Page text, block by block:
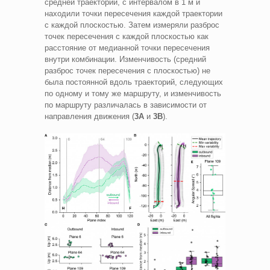
средней траектории, с интервалом в 1 м и
находили точки пересечения каждой траектории
с каждой плоскостью. Затем измеряли разброс
точек пересечения с каждой плоскостью как
расстояние от медианной точки пересечения
внутри комбинации. Изменчивость (средний
разброс точек пересечения с плоскостью) не
была постоянной вдоль траекторий, следующих
по одному и тому же маршруту, и изменчивость
по маршруту различалась в зависимости от
направления движения (3A и 3B).